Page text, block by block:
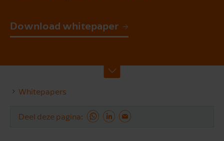
Download whitepaper
Whitepapers
Deel deze pagina